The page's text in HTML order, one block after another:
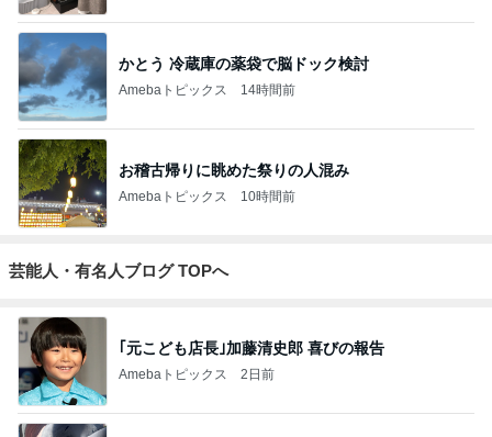
かとう 冷蔵庫の薬袋で脳ドック検討
Amebaトピックス 14時間前
お稽古帰りに眺めた祭りの人混み
Amebaトピックス 10時間前
芸能人・有名人ブログ TOPへ
｢元こども店長｣加藤清史郎 喜びの報告
Amebaトピックス 2日前